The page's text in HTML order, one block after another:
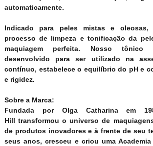
automaticamente.
Indicado para peles mistas e
processo de limpeza e tonificação da
maquiagem perfeita. Nosso tônico
desenvolvido para ser utilizado na
contínuo, estabelece o equilíbrio do pH e
e rigidez.
Sobre a Marca:
Fundada por Olga Catharina em
Hill transformou o universo de
de produtos inovadores e à frente de seu
seus anos, cresceu e criou uma